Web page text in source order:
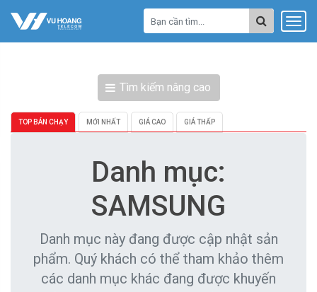
Tìm kiếm nâng cao
TOP BÁN CHẠY MỚI NHẤT GIÁ CAO GIÁ THẤP
Danh mục:
SAMSUNG
Danh mục này đang được cập nhật sản
phẩm. Quý khách có thể tham khảo thêm
các danh mục khác đang được khuyến